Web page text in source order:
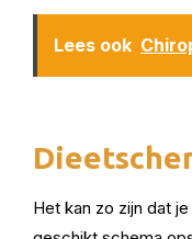
Lees ook
Het kan zo zijn dat